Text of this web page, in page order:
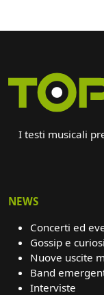
I testi musicali
NEWS
Concerti ed
Gossip e
Nuove uscite
Band
Interviste